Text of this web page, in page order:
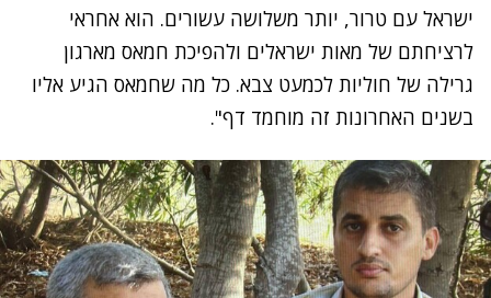
ישראל עם טרור, יותר משלושה עשורים. הוא אחראי
לרציחתם של מאות ישראלים ולהפיכת חמאס מארגון
גרילה של חוליות לכמעט צבא. כל מה שחמאס הגיע אליו
בשנים האחרונות זה מוחמד דף".